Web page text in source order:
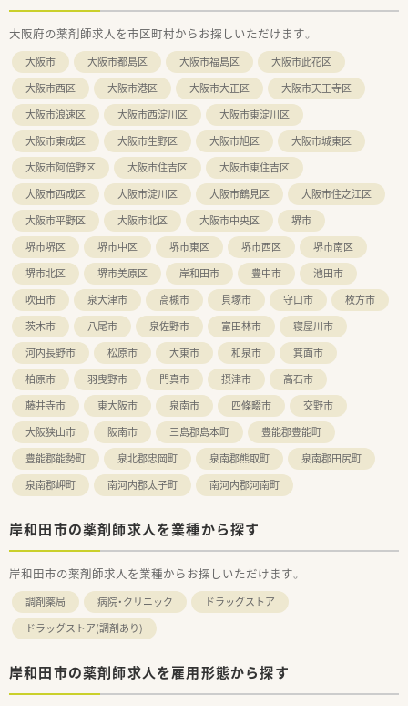
◆病床数
総病床数:243床
（一般病床153床、回復期リハビリテーション病床90床）
◆診療科目
内科, 循環器科, 消化器科, 外科, 整形外科, 脳外科, 形成外科, 皮膚
科, 泌尿器科, 眼科,糖尿病内科,心臓血管外科,肛門外科,リウマチ
科,リハビリテーション科,放射線科,救急科,麻酔科
◆薬剤師数
薬剤師：常勤10名
助手：3名
大阪府の薬剤師求人を市区町村からお探しいただけます。
大阪市 大阪市都島区 大阪市福島区
大阪市此花区
大阪市西区
大阪市港区 大阪市大正区
大阪市天王寺区
大阪市浪速区
大阪市西淀川区
大阪市東淀川区
大阪市東成区
大阪市生野区 大阪市旭区
大阪市城東区
大阪市阿倍野区
大阪市住吉区
大阪市東住吉区
大阪市西成区
大阪市淀川区 大阪市鶴見区
大阪市住之江区
大阪市平野区
大阪市北区 大阪市中央区
堺市
堺市堺区
堺市中区 堺市東区 堺市西区
堺市南区
堺市北区
堺市美原区 岸和田市 豊中市
池田市
吹田市
泉大津市 高槻市 貝塚市 守口市
枚方市
茨木市
八尾市 泉佐野市 富田林市
寝屋川市
河内長野市
松原市 大東市 和泉市
箕面市
柏原市
羽曳野市 門真市 摂津市
高石市
藤井寺市
東大阪市 泉南市 四條畷市
交野市
大阪狭山市
阪南市 三島郡島本町
豊能郡豊能町
豊能郡能勢町
泉北郡忠岡町 泉南郡熊取町
泉南郡田尻町
泉南郡岬町
南河内郡太子町 南河内郡河南町
岸和田市の薬剤師求人を業種から探す
岸和田市の薬剤師求人を業種からお探しいただけます。
調剤薬局 病院・クリニック
ドラッグストア
ドラッグストア(調剤あり)
岸和田市の薬剤師求人を雇用形態から探す